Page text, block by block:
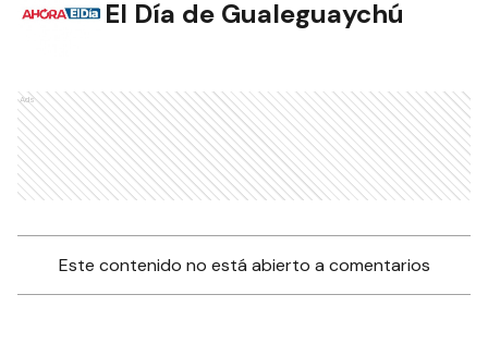
El Día de Gualeguaychú
Ads
Este contenido no está abierto a comentarios